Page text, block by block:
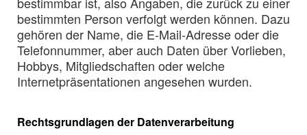
bestimmten Person verfolgt werden können. Dazu
gehören der Name, die E-Mail-Adresse oder die
Telefonnummer, aber auch Daten über Vorlieben,
Hobbys, Mitgliedschaften oder welche
Internetpräsentationen angesehen wurden.
Rechtsgrundlagen der Datenverarbeitung